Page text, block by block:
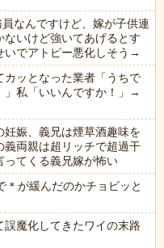
なんですけど、嫁が子供連
いけど強いてあげるとす
いでアトピー悪化しそう→
ッとなった業者「うちで
」私「いいんですか！」→
娠、義兄は煙草酒趣味を
両親は超リッチで超過干
ってくる義兄嫁が怖い
が緩んだのかチョビッと
誤魔化してきたワイの末路